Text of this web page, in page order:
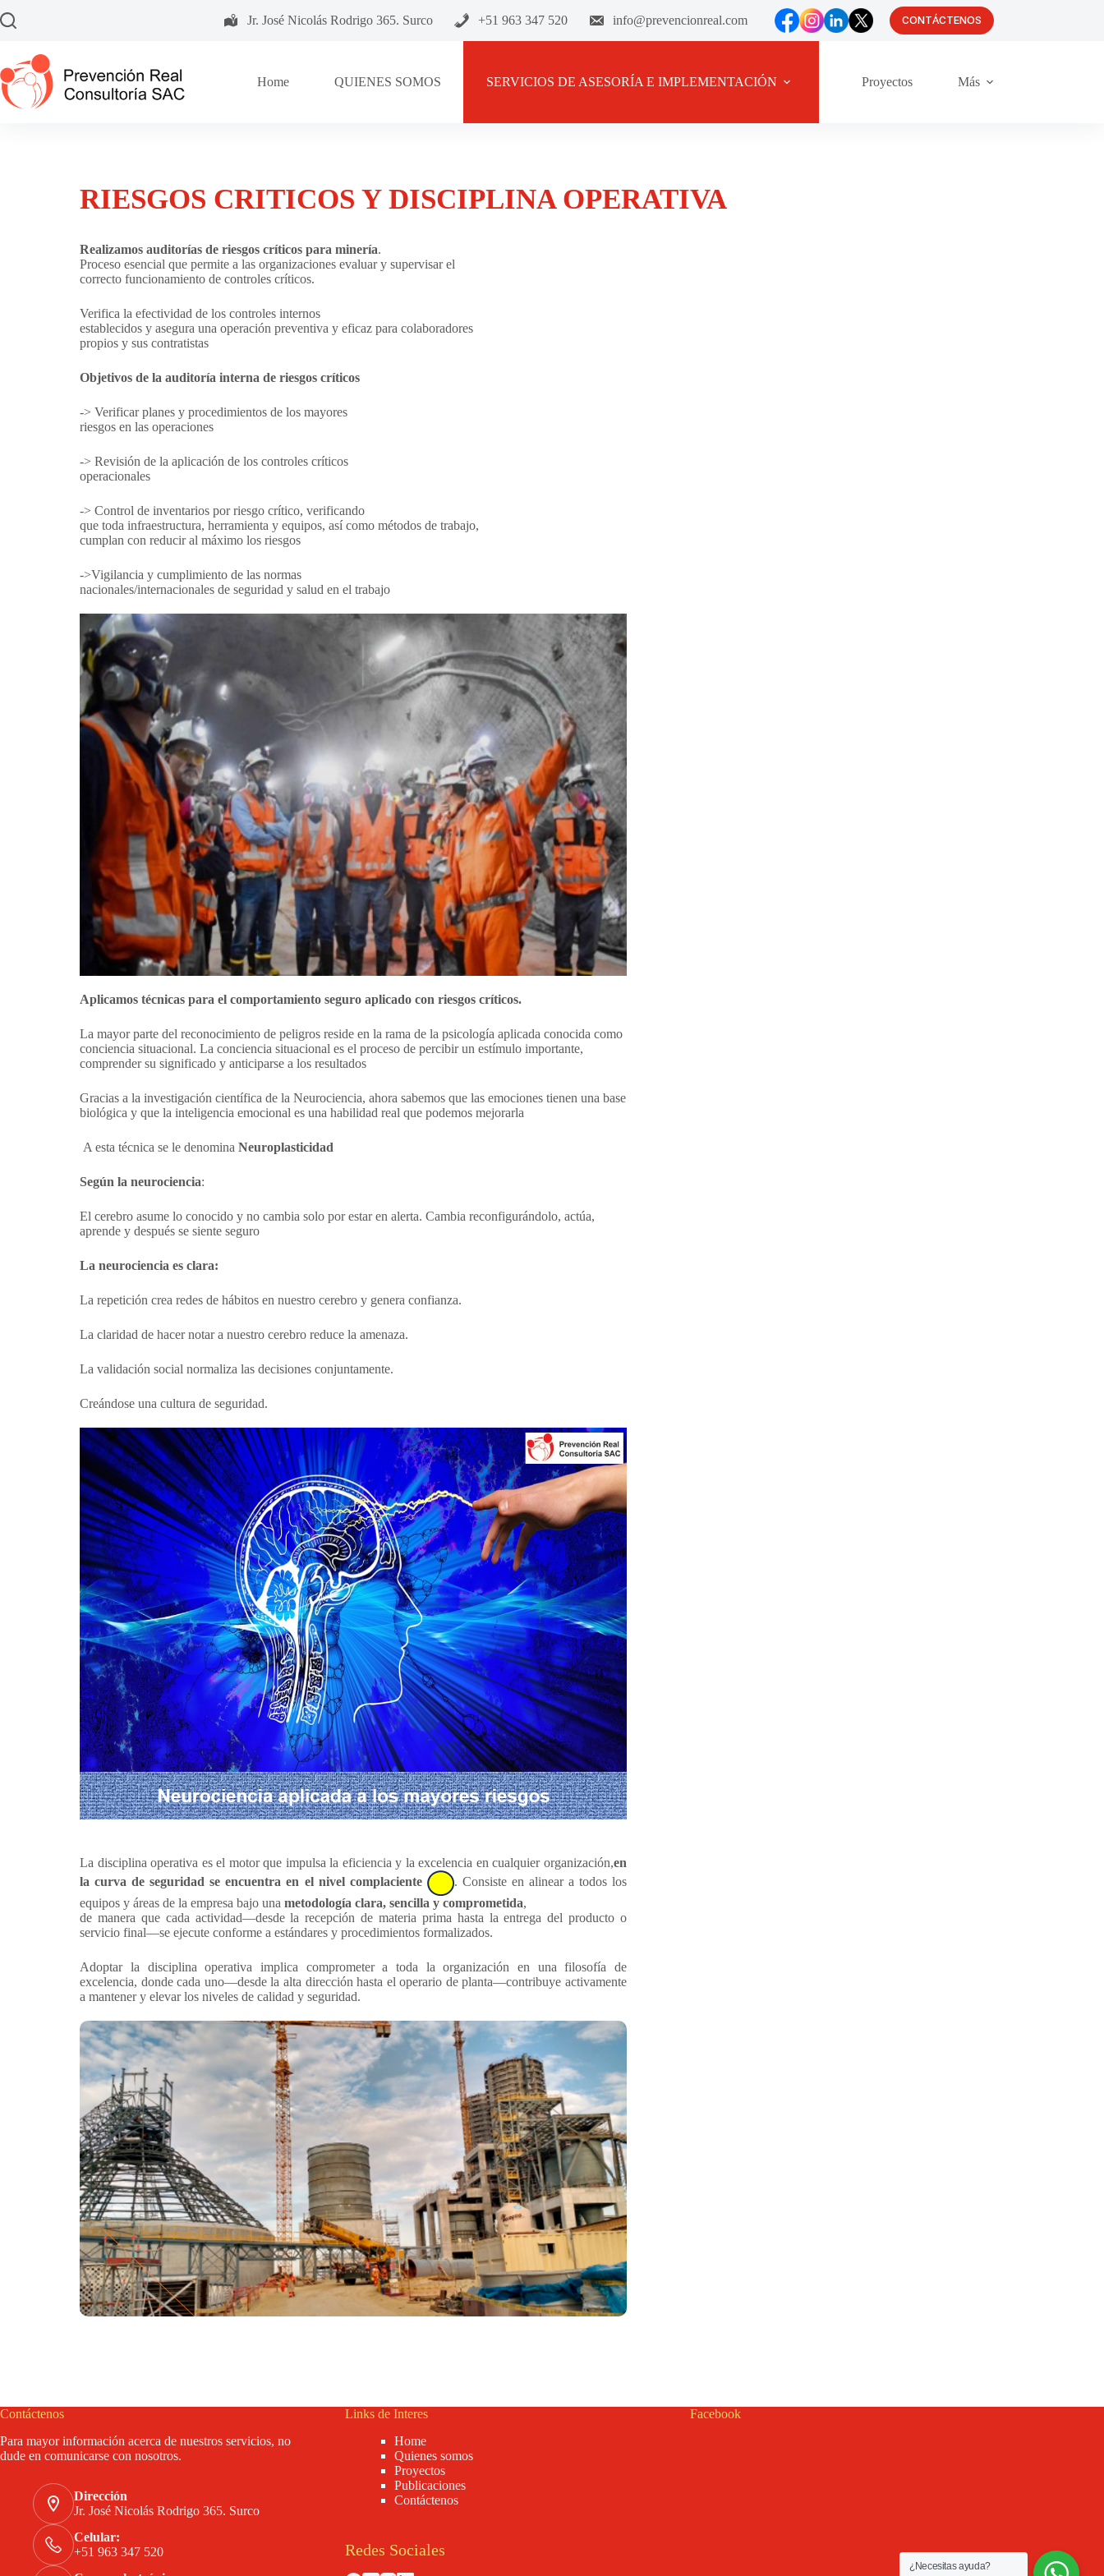
Jr. José Nicolás Rodrigo 365. Surco +51 963 347 520 info@prevencionreal.com CONTÁCTENOS
Home QUIENES SOMOS SERVICIOS DE ASESORÍA E IMPLEMENTACIÓN Proyectos Más
RIESGOS CRITICOS Y DISCIPLINA OPERATIVA
Realizamos auditorías de riesgos críticos para minería.
Proceso esencial que permite a las organizaciones evaluar y supervisar el
correcto funcionamiento de controles críticos.
Verifica la efectividad de los controles internos
establecidos y asegura una operación preventiva y eficaz para colaboradores
propios y sus contratistas
Objetivos de la auditoría interna de riesgos críticos
-> Verificar planes y procedimientos de los mayores
riesgos en las operaciones
-> Revisión de la aplicación de los controles críticos
operacionales
-> Control de inventarios por riesgo crítico, verificando
que toda infraestructura, herramienta y equipos, así como métodos de trabajo,
cumplan con reducir al máximo los riesgos
->Vigilancia y cumplimiento de las normas
nacionales/internacionales de seguridad y salud en el trabajo
Aplicamos técnicas para el comportamiento seguro aplicado con riesgos críticos.
La mayor parte del reconocimiento de peligros reside en la rama de la psicología aplicada conocida como
conciencia situacional. La conciencia situacional es el proceso de percibir un estímulo importante,
comprender su significado y anticiparse a los resultados
Gracias a la investigación científica de la Neurociencia, ahora sabemos que las emociones tienen una base
biológica y que la inteligencia emocional es una habilidad real que podemos mejorarla
A esta técnica se le denominaNeuroplasticidad
Según la neurociencia:
El cerebro asume lo conocido y no cambia solo por estar en alerta. Cambia reconfigurándolo, actúa,
aprende y después se siente seguro
La neurociencia es clara:
La repetición crea redes de hábitos en nuestro cerebro y genera confianza.
La claridad de hacer notar a nuestro cerebro reduce la amenaza.
La validación social normaliza las decisiones conjuntamente.
Creándose una cultura de seguridad.
La disciplina operativa es el motor que impulsa la eficiencia y la excelencia en cualquier organización,en
la curva de seguridad se encuentra en el nivel complaciente
. Consiste en alinear a todos los
equipos y áreas de la empresa bajo unametodología clara, sencilla y comprometida,
de manera que cada actividad—desde la recepción de materia prima hasta la entrega del producto o
servicio final—se ejecute conforme a estándares y procedimientos formalizados.
Adoptar la disciplina operativa implica comprometer a toda la organización en una filosofía de
excelencia, donde cada uno—desde la alta dirección hasta el operario de planta—contribuye activamente
a mantener y elevar los niveles de calidad y seguridad.
Contáctenos
Para mayor información acerca de nuestros servicios, no
dude en comunicarse con nosotros.
Dirección
Jr. José Nicolás Rodrigo 365. Surco
Celular:
+51 963 347 520
Links de Interes
Home
Quienes somos
Proyectos
Publicaciones
Contáctenos
Redes Sociales
Facebook
¿Necesitas ayuda?